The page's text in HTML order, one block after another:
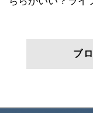
ブ